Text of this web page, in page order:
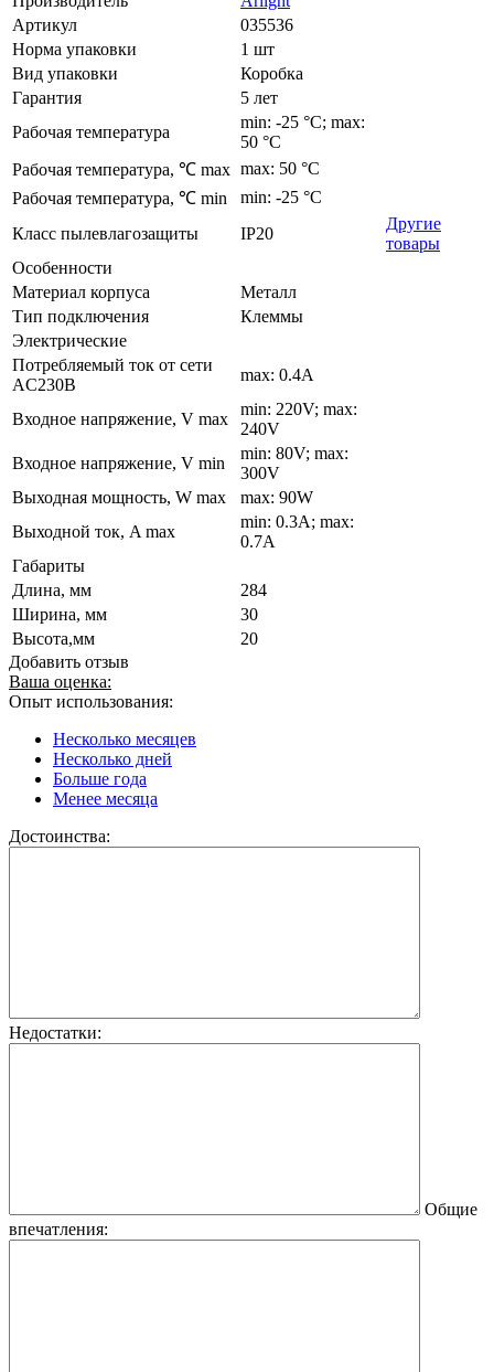
Артикул
035536
Норма упаковки
1 шт
Вид упаковки
Коробка
Гарантия
5 лет
Рабочая температура
min: -25 °C; max:
50 °C
Рабочая температура, ℃ max max: 50 °C
Рабочая температура, ℃ min
min: -25 °C
Класс пылевлагозащиты
IP20
Другие
товары
Особенности
Материал корпуса
Металл
Тип подключения
Клеммы
Электрические
Потребляемый ток от сети
AC230В
max: 0.4A
Входное напряжение, V max
min: 220V; max:
240V
Входное напряжение, V min
min: 80V; max:
300V
Выходная мощность, W max
max: 90W
Выходной ток, A max
min: 0.3A; max:
0.7A
Габариты
Длина, мм
284
Ширина, мм
30
Высота,мм
20
Добавить отзыв
Ваша оценка:
Опыт использования:
Несколько месяцев
Несколько дней
Больше года
Менее месяца
Достоинства:
Недостатки:
Общие
впечатления: